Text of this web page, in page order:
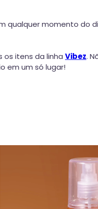
qualquer momento do
os itens da linha Vibez.
em um só lugar!